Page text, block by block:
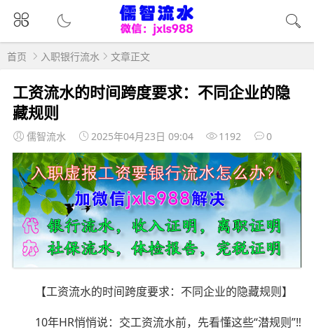
首页 入职银行流水 文章正文
工资流水的时间跨度要求：不同企业的隐
藏规则
儒智流水 2025年04月23日 09:04 1192 0
【工资流水的时间跨度要求：不同企业的隐藏规则】
10年HR悄悄说：交工资流水前，先看懂这些“潜规则”‼️